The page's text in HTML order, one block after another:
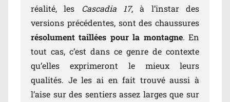
réalité, les Cascadia 17, à l’instar des
versions précédentes, sont des chaussures
résolument taillées pour la montagne. En
tout cas, c’est dans ce genre de contexte
qu’elles exprimeront le mieux leurs
qualités. Je les ai en fait trouvé aussi à
l’aise sur des sentiers assez larges que sur